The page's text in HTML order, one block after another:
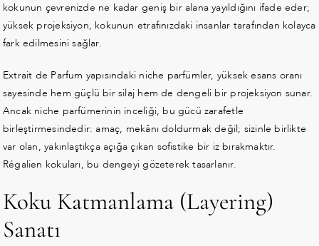
kokunun çevrenizde ne kadar geniş bir alana yayıldığını ifade eder;
yüksek projeksiyon, kokunun etrafınızdaki insanlar tarafından kolayca
fark edilmesini sağlar.
Extrait de Parfum yapısındaki niche parfümler, yüksek esans oranı
sayesinde hem güçlü bir silaj hem de dengeli bir projeksiyon sunar.
Ancak niche parfümerinin inceliği, bu gücü zarafetle
birleştirmesindedir: amaç, mekânı doldurmak değil; sizinle birlikte
var olan, yakınlaştıkça açığa çıkan sofistike bir iz bırakmaktır.
Régalien kokuları, bu dengeyi gözeterek tasarlanır.
Koku Katmanlama (Layering)
Sanatı